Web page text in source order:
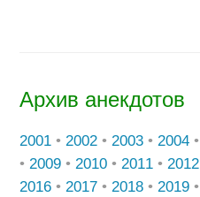
Архив анекдотов
2001 • 2002 • 2003 • 2004 •
• 2009 • 2010 • 2011 • 2012
2016 • 2017 • 2018 • 2019 •